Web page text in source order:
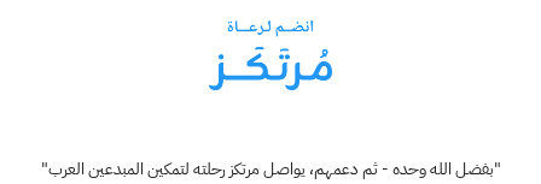
"بفضل الله وحده - ثم دعمهم، يواصل مرتكز رحلته لتمكين المبدعين العرب"